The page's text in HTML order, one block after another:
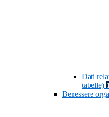
Dati
tabelle) 1
Benessere